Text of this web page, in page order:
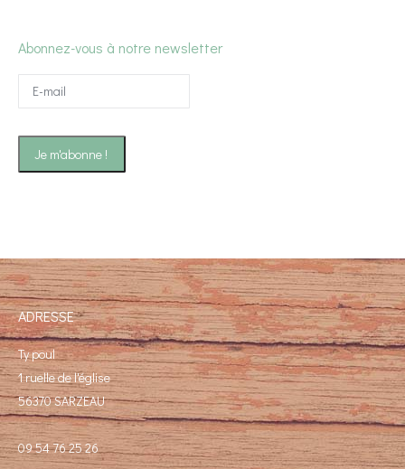
Abonnez-vous à notre newsletter
ADRESSE
Ty poul
1 ruelle de l'église
56370 SARZEAU
09 54 76 25 26